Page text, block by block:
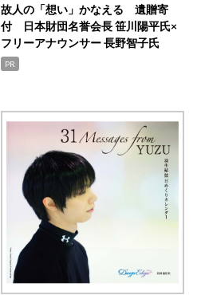
故人の「想い」かなえる 遺贈寄
付 日本財団名誉会長 笹川陽平氏×
フリーアナウンサー 長野智子氏
PR